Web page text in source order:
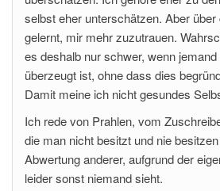
selbst eher unterschätzen. Aber
gelernt, mir mehr zuzutrauen.
es deshalb nur schwer, wenn
überzeugt ist, ohne dass dies
Damit meine ich nicht gesundes
Ich rede von Prahlen, vom
die man nicht besitzt und nie
Abwertung anderer, aufgrund der
leider sonst niemand sieht.